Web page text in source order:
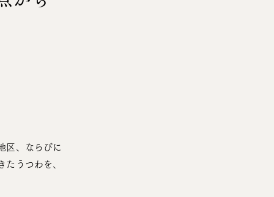
区、ならびに
うつわを、